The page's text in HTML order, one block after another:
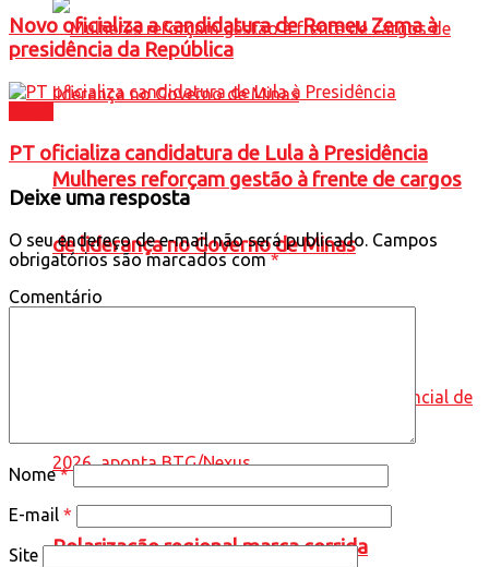
Mulheres reforçam gestão à frente de cargos
de liderança no Governo de Minas
Polarização regional marca corrida
Novo oficializa a candidatura de Romeu Zema à
presidência da República
PT oficializa candidatura de Lula à Presidência
Deixe uma resposta
O seu endereço de e-mail não será publicado. Campos
obrigatórios são marcados com*
Comentário
Nome*
E-mail *
Site